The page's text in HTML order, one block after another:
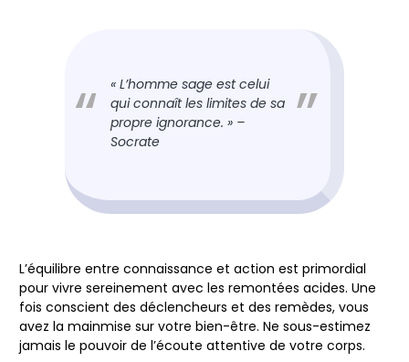
« L’homme sage est celui
qui connaît les limites de sa
propre ignorance. » –
Socrate
L’équilibre entre connaissance et action est primordial
pour vivre sereinement avec les remontées acides. Une
fois conscient des déclencheurs et des remèdes, vous
avez la mainmise sur votre bien-être. Ne sous-estimez
jamais le pouvoir de l’écoute attentive de votre corps.